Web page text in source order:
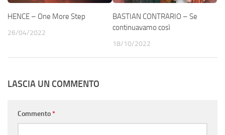
HENCE – One More Step
26/04/2022
BASTIAN CONTRARIO – Se
continuavamo così
18/10/2022
LASCIA UN COMMENTO
Commento*